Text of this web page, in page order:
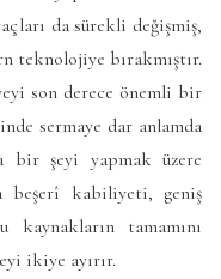
da sürekli değişmiş,
teknolojiye bırakmıştır.
son derece önemli bir
sermaye dar anlamda
bir şeyi yapmak üzere
beşerî kabiliyeti, geniş
tamamını
ikiye ayırır.